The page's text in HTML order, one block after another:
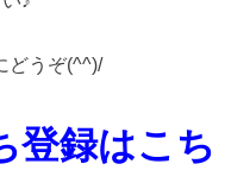
どうぞ(^^)/
登録はこち